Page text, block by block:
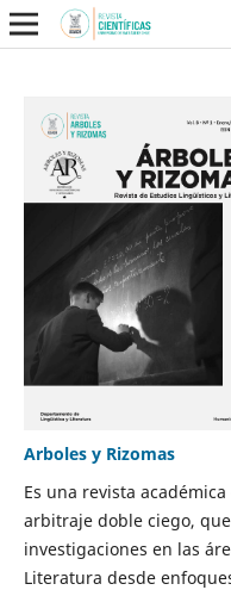
Arboles y Rizomas
Es una revista
arbitraje doble ciego,
investigaciones en las
Literatura desde